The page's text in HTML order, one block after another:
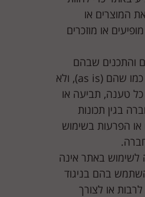
המוצרים או
או מוזכרים
והתכנים שבהם
ניתנים לשימוש כמו שהם (as is), ולא
טענה, תביעה או
בגין תכונות
הפרעות בשימוש
באתר אינה
בהם בניגוד
לרבות או לצורך